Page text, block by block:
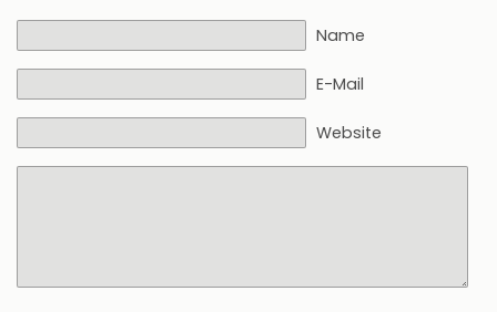
Name
E-Mail
Website